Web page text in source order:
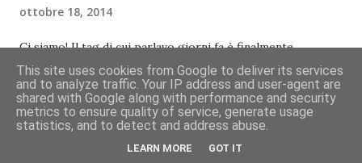
ottobre 18, 2014
Ci siamo! Il tag di cui parlavo giorni fa è finalmente
completo! Questo tag unisce due mie passioni: musica e
libri. L'idea è nata dal nulla xD stavo ascoltando musica
random e ad un certo punto (esattamente quando stavo
35 COMMENTI CONTINUA A LEGGERE!
This site uses cookies from Google to deliver its services
and to analyze traffic. Your IP address and user-agent are
shared with Google along with performance and security
metrics to ensure quality of service, generate usage
statistics, and to detect and address abuse.
LEARN MORE GOT IT